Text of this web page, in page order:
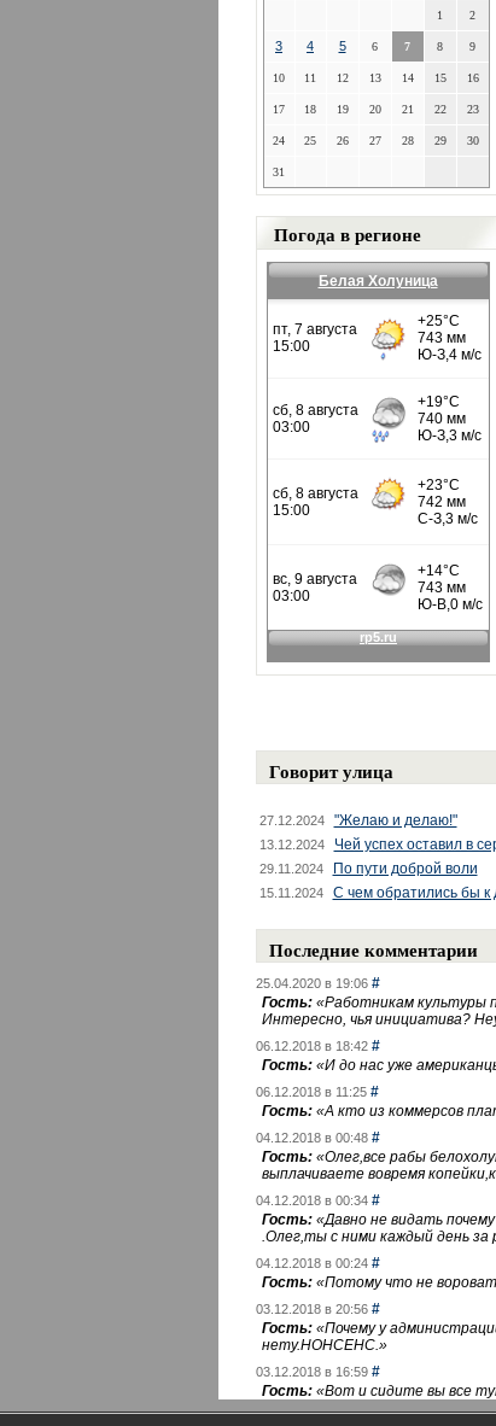
1 2
3 4 5 6 7 8 9
10 11 12 13 14 15 16
17 18 19 20 21 22 23
24 25 26 27 28 29 30
31
Погода в регионе
Белая Холуница
Говорит улица
27.12.2024 "Желаю и делаю!"
13.12.2024 Чей успех оставил в
29.11.2024 По пути доброй воли
15.11.2024 С чем обратились бы к
Последние комментарии
25.04.2020 в 19:06 #
Гость: «Работникам культуры
Интересно, чья инициатива?
06.12.2018 в 18:42 #
Гость: «И до нас уже
06.12.2018 в 11:25 #
Гость: «А кто из коммерсов
04.12.2018 в 00:48 #
Гость: «Олег,все рабы
выплачиваете вовремя
04.12.2018 в 00:34 #
Гость: «Давно не видать
.Олег,ты с ними каждый день за
04.12.2018 в 00:24 #
Гость: «Потому что не
03.12.2018 в 20:56 #
Гость: «Почему у
нету.НОНСЕНС.»
03.12.2018 в 16:59 #
Гость: «Вот и сидите вы все